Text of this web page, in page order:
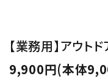
【業務用】アウト
9,900円(本体